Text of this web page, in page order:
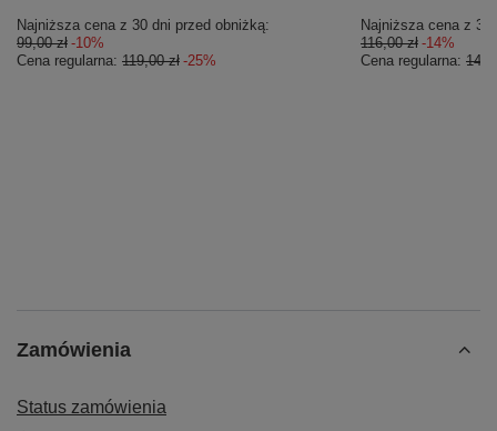
Najniższa cena z 30 dni przed obniżką:
99,00 zł -10%
Cena regularna: 119,00 zł -25%
Najniższa cena z
116,00 zł -14%
Cena regularna:
Zamówienia
Status zamówienia